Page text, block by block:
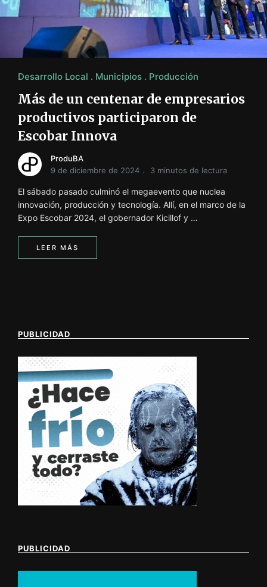
i
ó
n
INFORMACIÓN SOBRE LA PRODUCCIÓN EN LA
Desarrollo Local Municipios Producción
Más de un centenar de empresarios
productivos participaron de
Escobar Innova
ProduBA
9 de diciembre de 2024
3 minutos de lectura
El sábado pasado culminó el megaevento que nuclea
innovación, producción y tecnología. Allí, en el marco de la
Expo Escobar 2024, el gobernador Kicillof y …
LEER MÁS
PUBLICIDAD
PUBLICIDAD